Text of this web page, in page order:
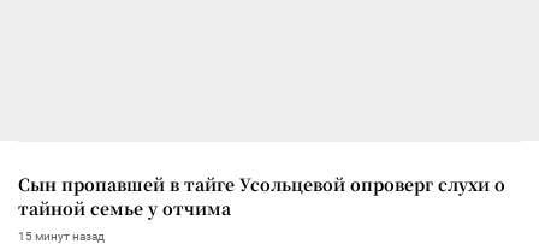
Сын пропавшей в тайге Усольцевой опроверг слухи о
тайной семье у отчима
15 минут назад